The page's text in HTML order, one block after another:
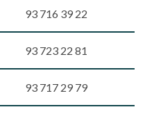
93 716 39 22
93 723 22 81
93 717 29 79